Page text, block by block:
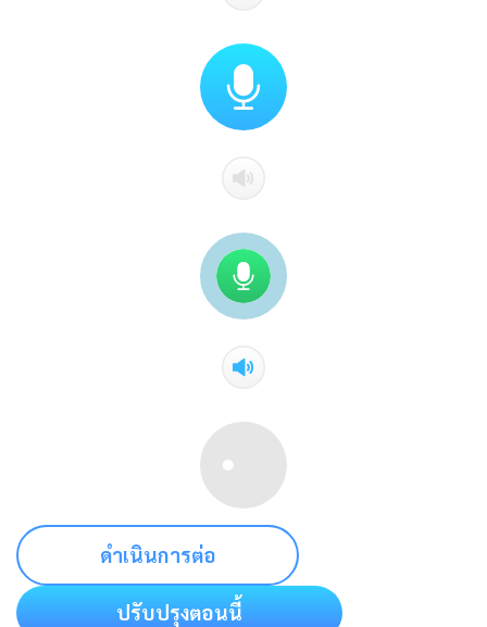
ดำเนินการต่อ
ปรับปรุงตอนนี้